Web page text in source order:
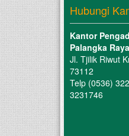
Hubungi
Kantor
Palangka Raya
Jl. Tjilik Riwut
73112
Telp (0536)
3231746